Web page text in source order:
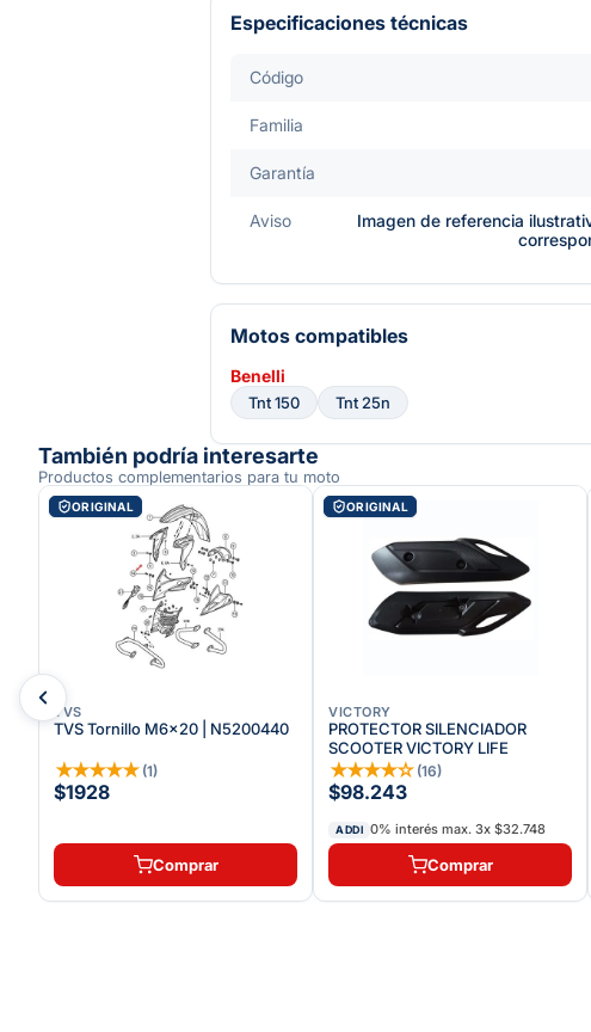
Especificaciones técnicas
Código
Familia
Garantía
Aviso
Imagen de referencia
Motos compatibles
Benelli
Tnt 150 Tnt 25n
También podría interesarte
Productos complementarios para tu moto
ORIGINAL
TVS
TVS Tornillo M6x20 | N5200440
★★★★★ (1)
$1928
Comprar
ORIGINAL
VICTORY
PROTECTOR SILENCIADOR
SCOOTER VICTORY LIFE
★★★★☆ (16)
$98.243
ADDI 0% interés max. 3x $32.748
Comprar